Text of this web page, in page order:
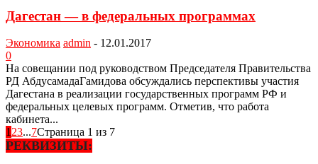
Дагестан — в федеральных программах
Экономика admin - 12.01.2017
0
На совещании под руководством Председателя Правительства
РД АбдусамадаГамидова обсуждались перспективы участия
Дагестана в реализации государственных программ РФ и
федеральных целевых программ. Отметив, что работа
кабинета...
1 23...7Страница 1 из 7
РЕКВИЗИТЫ: